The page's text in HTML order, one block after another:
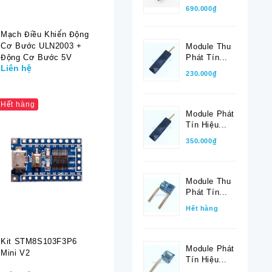
Mạch Điều Khiển Động
Cơ Bước ULN2003 +
Động Cơ Bước 5V
Liên hệ
Hết hàng
Kit STM8S103F3P6
Mini V2
690.000₫
Module Thu
Phát Tín...
230.000₫
Module Phát
Tín Hiệu...
350.000₫
Module Thu
Phát Tín...
Hết hàng
Module Phát
Tín Hiệu...